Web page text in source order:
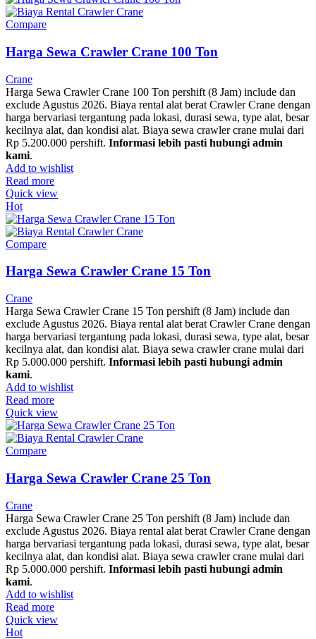
Compare
Harga Sewa Crawler Crane 100 Ton
Crane
Harga Sewa Crawler Crane 100 Ton pershift (8 Jam) include dan
exclude Agustus 2026. Biaya rental alat berat Crawler Crane dengan
harga bervariasi tergantung pada lokasi, durasi sewa, type alat, besar
kecilnya alat, dan kondisi alat. Biaya sewa crawler crane mulai dari
Rp 5.200.000 pershift. Informasi lebih pasti hubungi admin
kami.
Add to wishlist
Read more
Quick view
Hot
Compare
Harga Sewa Crawler Crane 15 Ton
Crane
Harga Sewa Crawler Crane 15 Ton pershift (8 Jam) include dan
exclude Agustus 2026. Biaya rental alat berat Crawler Crane dengan
harga bervariasi tergantung pada lokasi, durasi sewa, type alat, besar
kecilnya alat, dan kondisi alat. Biaya sewa crawler crane mulai dari
Rp 5.000.000 pershift. Informasi lebih pasti hubungi admin
kami.
Add to wishlist
Read more
Quick view
Compare
Harga Sewa Crawler Crane 25 Ton
Crane
Harga Sewa Crawler Crane 25 Ton pershift (8 Jam) include dan
exclude Agustus 2026. Biaya rental alat berat Crawler Crane dengan
harga bervariasi tergantung pada lokasi, durasi sewa, type alat, besar
kecilnya alat, dan kondisi alat. Biaya sewa crawler crane mulai dari
Rp 5.000.000 pershift. Informasi lebih pasti hubungi admin
kami.
Add to wishlist
Read more
Quick view
Hot